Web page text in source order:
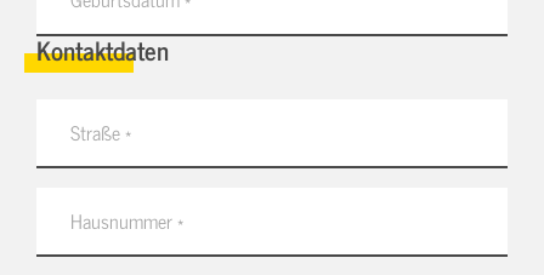
Kontaktdaten